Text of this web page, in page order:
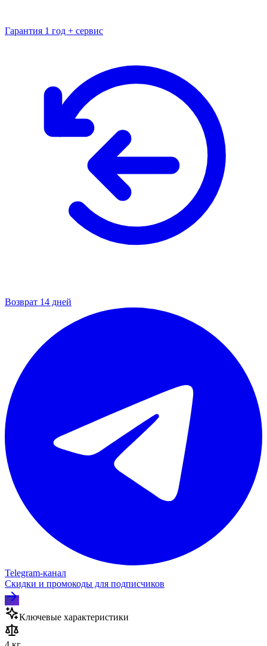
Гарантия 1 год + сервис
Возврат 14 дней
Telegram‑канал
Скидки и промокоды для подписчиков
Ключевые характеристики